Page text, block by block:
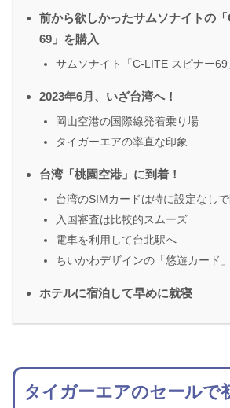
前から欲しかったサムソナイトの
69」を購入
サムソナイト「C-LITE スピナー69
2023年6月、いざ台湾へ！
岡山空港の国際線発着乗り場
タイガーエアの率直な印象
台湾「桃園空港」に到着！
台湾のSIMカードは特に設定なし
入国審査は比較的スムーズ
電車を利用して台北駅へ
ちいかわデザインの「悠遊カード
ホテルに宿泊して早めに就寝
タイガーエアのセールで